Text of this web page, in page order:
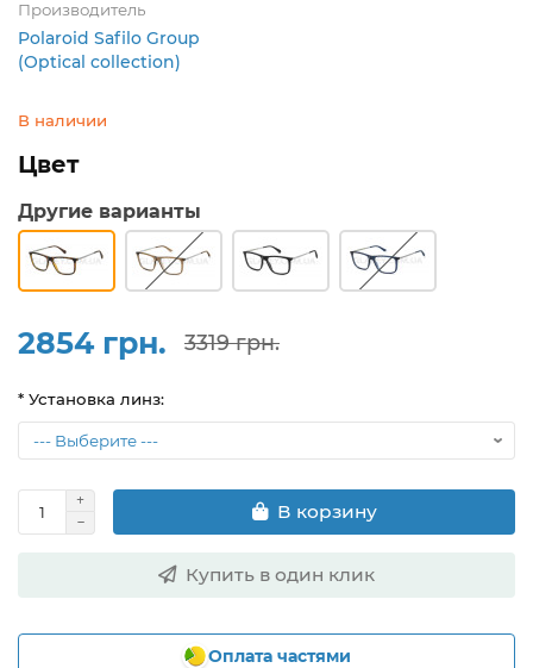
Производитель
Polaroid Safilo Group
(Optical collection)
В наличии
Цвет
Другие варианты
2854 грн. 3319 грн.
* Установка линз:
В корзину
Купить в один клик
Оплата частями